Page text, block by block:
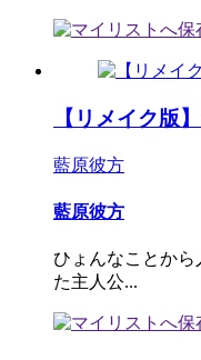
【リメイク版
藍原彼方
藍原彼方
ひょんなことから
た主人公...